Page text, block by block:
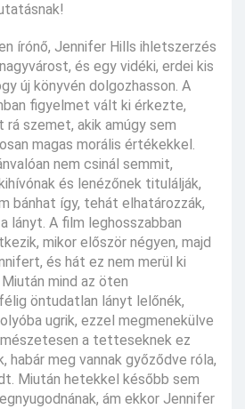
írónő, Jennifer Hills ihletszerzés
és egy vidéki, erdei kis
új könyvén dolgozhasson. A
figyelmet vált ki érkezte,
szemet, akik amúgy sem
magas morális értékekkel.
nem csinál semmit,
és lenézőnek titulálják,
bánhat így, tehát elhatározzák,
lányt. A film leghosszabban
mikor először négyen, majd
és hát ez nem merül ki
mind az öten
öntudatlan lányt lelőnék,
ugrik, ezzel megmenekülve
a tetteseknek ez
meg vannak győződve róla,
Miután hetekkel később sem
ám ekkor Jennifer